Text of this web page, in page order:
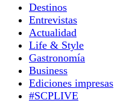
Destinos
Entrevistas
Actualidad
Life & Style
Gastronomía
Business
Ediciones impresas
#SCPLIVE